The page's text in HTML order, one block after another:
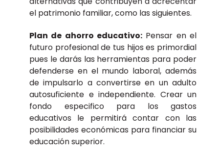
el patrimonio familiar, como las siguientes.
Plan de ahorro educativo: Pensar en el
futuro profesional de tus hijos es primordial
pues le darás las herramientas para poder
defenderse en el mundo laboral, además
de impulsarlo a convertirse en un adulto
autosuficiente e independiente. Crear un
fondo especifico para los gastos
educativos le permitirá contar con las
posibilidades económicas para financiar su
educación superior.